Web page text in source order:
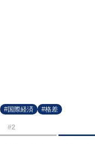
#国際経済 #格差
#2